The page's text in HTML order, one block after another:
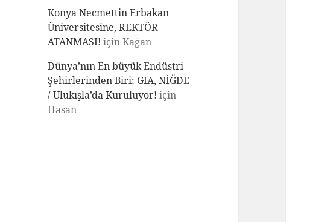
Konya Necmettin Erbakan
Üniversitesine, REKTÖR
ATANMASI! içinKağan
Dünya’nın En büyük Endüstri
Şehirlerinden Biri; GIA, NİĞDE
/ Ulukışla’da Kuruluyor! için
Hasan